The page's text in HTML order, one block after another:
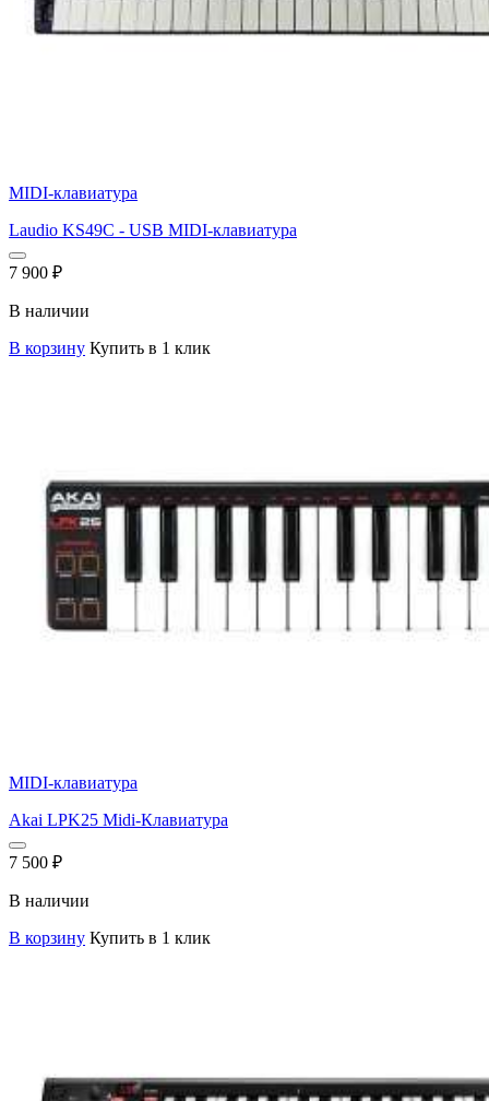
MIDI-клавиатура
Laudio KS49C - USB MIDI-клавиатура
7 900 ₽
В наличии
В корзину Купить в 1 клик
MIDI-клавиатура
Akai LPK25 Midi-Клавиатура
7 500 ₽
В наличии
В корзину Купить в 1 клик